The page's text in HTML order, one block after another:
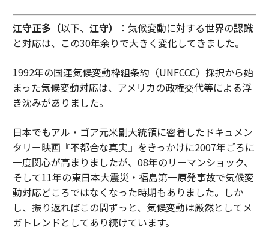
江守正多（以下、 江守）
：気候変動に対する世界の認識
と対応は、この30年余りで大きく変化してきました。
1992年の国連気候変動枠組条約（UNFCCC）採択から始
まった気候変動対応は、アメリカの政権交代等による浮
き沈みがありました。
日本でもアル・ゴア元米副大統領に密着したドキュメン
タリー映画『不都合な真実』をきっかけに2007年ごろに
一度関心が高まりましたが、08年のリーマンショック、
そして11年の東日本大震災・福島第一原発事故で気候変
動対応どころではなくなった時期もありました。しか
し、振り返ればこの間ずっと、気候変動は厳然としてメ
ガトレンドとしてあり続けています。